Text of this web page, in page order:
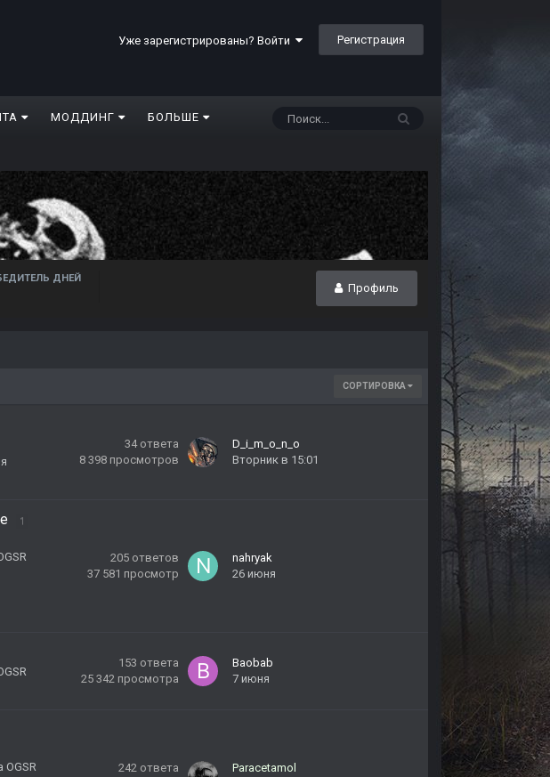
Уже зарегистрированы? Войти Регистрация
МОДДИНГ БОЛЬШЕ
Профиль
ДНЕЙ
СОРТИРОВКА
34 ответа
8 398 просмотров
D_i_m_o_n_o
Вторник в 15:01
1
205 ответов
37 581 просмотр
nahryak
26 июня
153 ответа
25 342 просмотра
Baobab
7 июня
242 ответа
Paracetamol